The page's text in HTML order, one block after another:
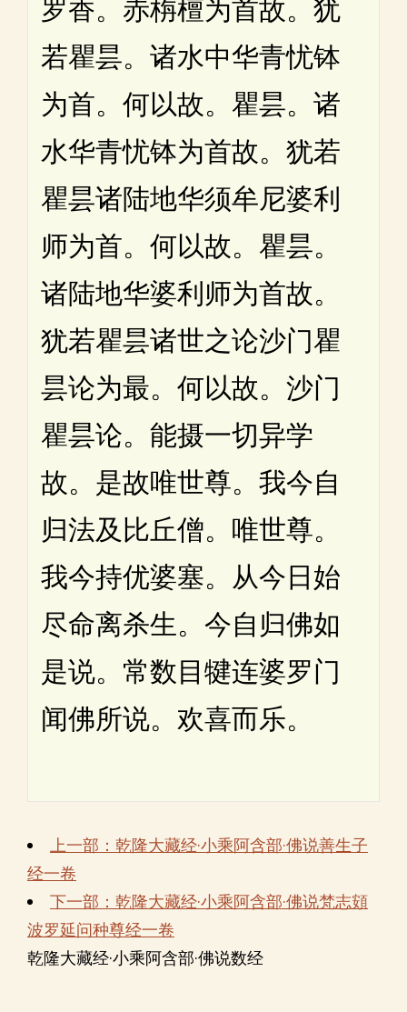
罗香。赤栴檀为首故。犹
若瞿昙。诸水中华青忧钵
为首。何以故。瞿昙。诸
水华青忧钵为首故。犹若
瞿昙诸陆地华须牟尼婆利
师为首。何以故。瞿昙。
诸陆地华婆利师为首故。
犹若瞿昙诸世之论沙门瞿
昙论为最。何以故。沙门
瞿昙论。能摄一切异学
故。是故唯世尊。我今自
归法及比丘僧。唯世尊。
我今持优婆塞。从今日始
尽命离杀生。今自归佛如
是说。常数目犍连婆罗门
闻佛所说。欢喜而乐。
上一部：乾隆大藏经·小乘阿含部·佛说善生子
经一卷
下一部：乾隆大藏经·小乘阿含部·佛说梵志頞
波罗延问种尊经一卷
乾隆大藏经·小乘阿含部·佛说数经